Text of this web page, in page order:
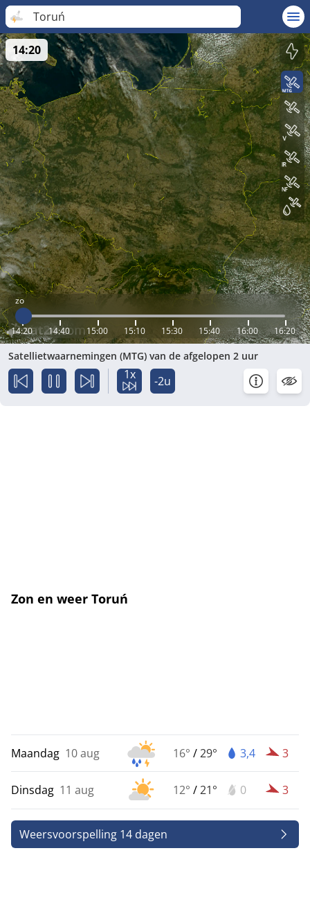
Toruń
zo
14:20 14:40 15:00 15:10 15:30 15:40 16:00 16:20
14:20
Satellietwaarnemingen (MTG) van de afgelopen 2 uur
1x -2u
Zon en weer Toruń
Maandag 10 aug 16° /29° 3,4 3
Dinsdag 11 aug 12° /21° 0 3
Weersvoorspelling 14 dagen